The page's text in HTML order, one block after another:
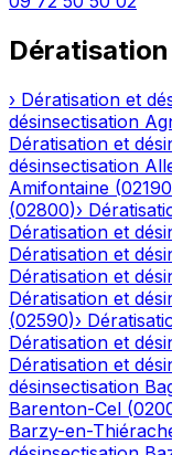
› Dératisation et
désinsectisation
Dératisation et
désinsectisation
Amifontaine (02190
(02800)›
Dératisation et
Dératisation et
Dératisation et
Dératisation et
(02590)›
Dératisation et
Dératisation et
désinsectisation
Barenton-Cel (
Barzy-en-